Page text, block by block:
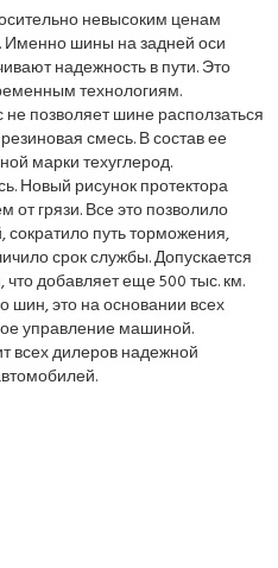
невысоким ценам
шины на задней оси
надежность в пути. Это
технологиям.
позволяет шине расползаться
смесь. В состав ее
марки техуглерод.
Новый рисунок протектора
грязи. Все это позволило
сократило путь торможения,
срок службы. Допускается
добавляет еще 500 тыс. км.
шин, это на основании всех
управление машиной.
всех дилеров надежной